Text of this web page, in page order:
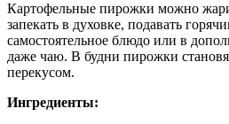
Картофельные пирожки можно
запекать в духовке, подавать
самостоятельное блюдо или в
даже чаю. В будни пирожки
перекусом.
Ингредиенты: